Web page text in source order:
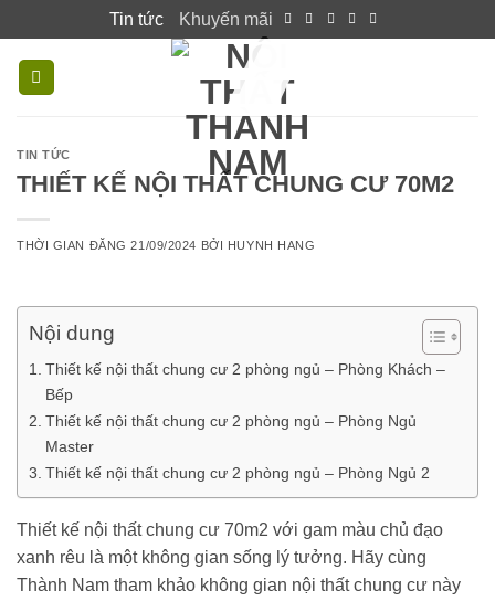
to
content
Tin tức Khuyến mãi
TIN TỨC
THIẾT KẾ NỘI THẤT CHUNG CƯ 70M2
THỜI GIAN ĐĂNG21/09/2024 BỞI HUYNH HANG
Nội dung
Thiết kế nội thất chung cư 2 phòng ngủ – Phòng Khách –
Bếp
Thiết kế nội thất chung cư 2 phòng ngủ – Phòng Ngủ
Master
Thiết kế nội thất chung cư 2 phòng ngủ – Phòng Ngủ 2
Thiết kế nội thất chung cư 70m2 với gam màu chủ đạo
xanh rêu là một không gian sống lý tưởng. Hãy cùng
Thành Nam tham khảo không gian nội thất chung cư này